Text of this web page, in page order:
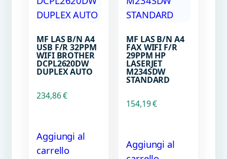
MF LAS B/N A4
USB F/R 32PPM
WIFI BROTHER
DCPL2620DW
DUPLEX AUTO
234,86€
Aggiungi al
carrello
MF LAS B/N A4
FAX WIFI F/R
29PPM HP
LASERJET
M234SDW
STANDARD
154,19€
Aggiungi al